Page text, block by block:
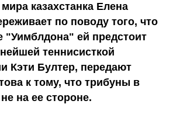
казахстанка Елена
по поводу того, что
"Уимблдона" ей предстоит
теннисисткой
Кэти Бултер, передают
к тому, что трибуны в
на ее стороне.